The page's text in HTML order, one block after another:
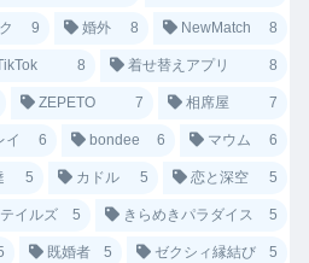
9 婚外 8 NewMatch 8
8 着せ替えアプリ 8
ZEPETO 7 相席屋 7
イ 6 bondee 6 マウム 6
5 カドル 5 恋と深空 5
イルズ 5 きらめきパラダイス 5
既婚者 5 ゼクシィ縁結び 5